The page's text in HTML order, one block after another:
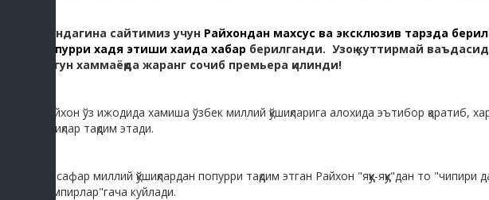
Яқиндагина сайтимиз учун Райхондан махсус ва эксклюзив тарзда
попурри хадя этиши хақида хабар берилганди. Узоқ куттирмай
бугун хаммаёқда жаранг сочиб премьера қилинди!
Райхон ўз ижодида хамиша ўзбек миллий қўшиқларига алохида эътибор қаратиб,
қўшиқлар тақдим этади.
Бу сафар миллий қўшиқлардан попурри тақдим этган Райхон "яққу-яққу"дан то
кампирлар"гача куйлади.